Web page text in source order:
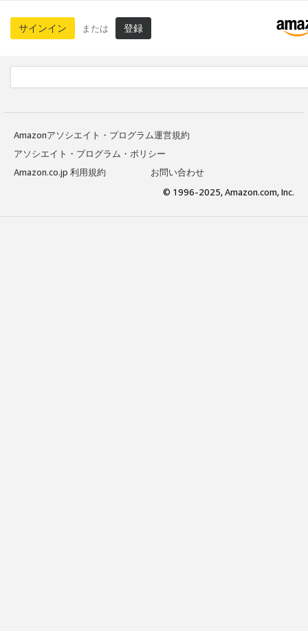
サインイン または 登録
Amazonアソシエイト・プログラム運営規約
アソシエイト・プログラム・ポリシー
Amazon.co.jp 利用規約
お問い合わせ
© 1996-2025, Amazon.com, Inc.